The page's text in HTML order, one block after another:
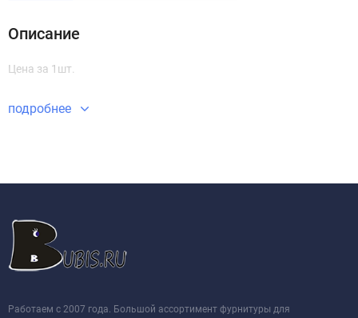
Описание
Цена за 1шт.
подробнее
Работаем с 2007 года. Большой ассортимент фурнитуры для